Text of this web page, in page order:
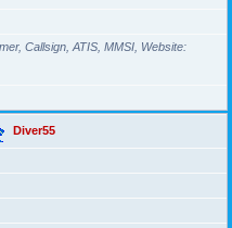
Callsign, ATIS, MMSI, Website
Diver55